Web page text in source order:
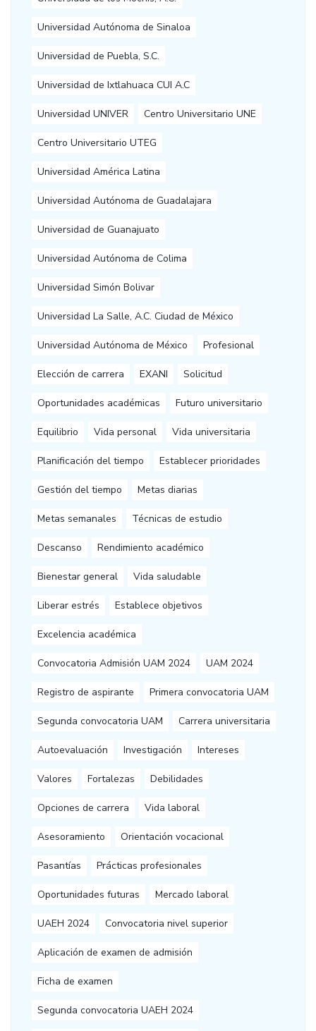
Universidad Autónoma de Sinaloa
Universidad de Puebla, S.C.
Universidad de Ixtlahuaca CUI A.C
Universidad UNIVER Centro Universitario UNE
Centro Universitario UTEG
Universidad América Latina
Universidad Autónoma de Guadalajara
Universidad de Guanajuato
Universidad Autónoma de Colima
Universidad Simón Bolivar
Universidad La Salle, A.C. Ciudad de México
Universidad Autónoma de México Profesional
Elección de carrera EXANI Solicitud
Oportunidades académicas Futuro universitario
Equilibrio Vida personal Vida universitaria
Planificación del tiempo Establecer prioridades
Gestión del tiempo Metas diarias
Metas semanales Técnicas de estudio
Descanso Rendimiento académico
Bienestar general Vida saludable
Liberar estrés Establece objetivos
Excelencia académica
Convocatoria Admisión UAM 2024 UAM 2024
Registro de aspirante Primera convocatoria UAM
Segunda convocatoria UAM Carrera universitaria
Autoevaluación Investigación Intereses
Valores Fortalezas Debilidades
Opciones de carrera Vida laboral
Asesoramiento Orientación vocacional
Pasantías Prácticas profesionales
Oportunidades futuras Mercado laboral
UAEH 2024 Convocatoria nivel superior
Aplicación de examen de admisión
Ficha de examen
Segunda convocatoria UAEH 2024